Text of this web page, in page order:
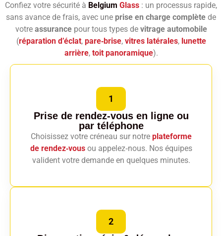
Confiez votre sécurité à Belgium Glass : un processus rapide,
sans avance de frais, avec une prise en charge complète de
votre assurancepour tous types de vitrage automobile
(réparation d’éclat, pare‑brise, vitres latérales, lunette
arrière, toit panoramique).
1
Prise de rendez-vous en ligne ou
par téléphone
Choisissez votre créneau sur notre plateforme
de rendez‑vousou appelez‑nous. Nos équipes
valident votre demande en quelques minutes.
2